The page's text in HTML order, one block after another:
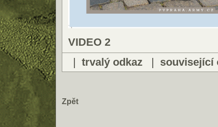
VIDEO 2
| trvalý odkaz | související
Zpět